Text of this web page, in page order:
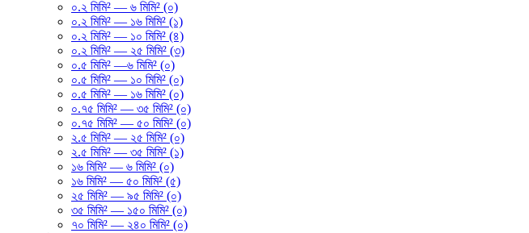
০.২ মিমি² — ৬ মিমি² (০)
০.২ মিমি² — ১৬ মিমি² (১)
০.২ মিমি² — ১০ মিমি² (৪)
০.২ মিমি² — ২৫ মিমি² (৩)
০.৫ মিমি² —৬ মিমি² (০)
০.৫ মিমি² — ১০ মিমি² (০)
০.৫ মিমি² — ১৬ মিমি² (০)
০.৭৫ মিমি² — ৩৫ মিমি² (০)
০.৭৫ মিমি² — ৫০ মিমি² (০)
২.৫ মিমি² — ২৫ মিমি² (০)
২.৫ মিমি² — ৩৫ মিমি² (১)
১৬ মিমি² — ৬ মিমি² (০)
১৬ মিমি² — ৫০ মিমি² (৫)
২৫ মিমি² — ৯৫ মিমি² (০)
৩৫ মিমি² — ১৫০ মিমি² (০)
৭০ মিমি² — ২৪০ মিমি² (০)